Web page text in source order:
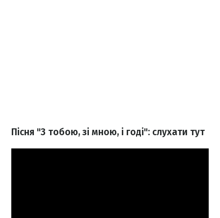
Пісня "З тобою, зі мною, і годі": слухати тут